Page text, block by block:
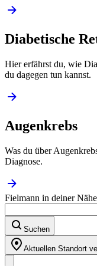
Diabetische
Hier erfährst du, wie
du dagegen tun kannst.
Augenkrebs
Was du über
Diagnose.
Fielmann in deiner
Suchen
Aktuellen Standort